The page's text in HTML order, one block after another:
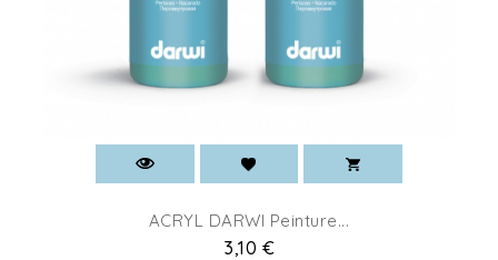
ACRYL DARWI Peinture...
3,10 €